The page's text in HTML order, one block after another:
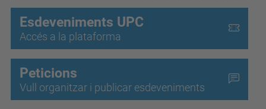
Esdeveniments UPC
Accés a la plataforma
Peticions
Vull organitzar i publicar esdeveniments